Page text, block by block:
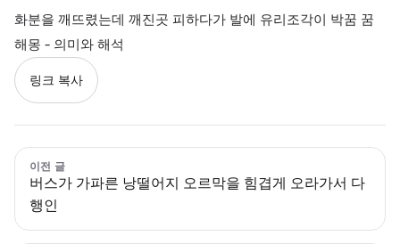
화분을 깨뜨렸는데 깨진곳 피하다가 발에 유리조각이 박꿈 꿈
해몽 - 의미와 해석
링크 복사
이전 글
버스가 가파른 낭떨어지 오르막을 힘겹게 오라가서 다
행인